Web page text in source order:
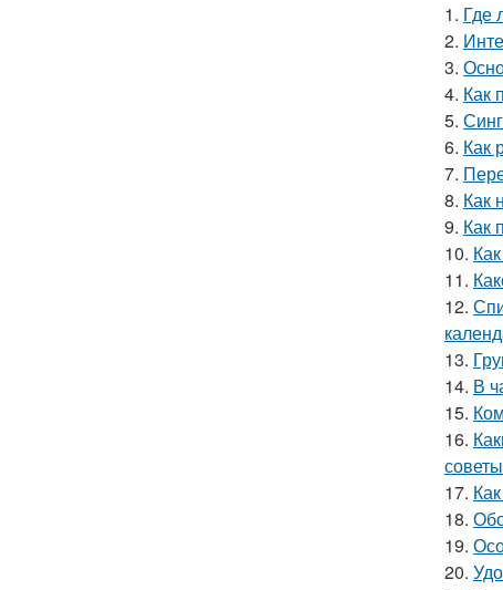
1. Где
2.
3.
4. Как
5.
6. Как
7.
8. Как
9. Как
10.
11.
12.
13.
14. В
15.
16.
17.
18.
19.
20.